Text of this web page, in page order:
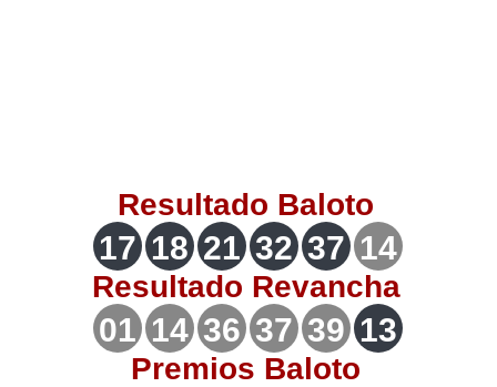
Lotería del Quindio
Lotería de Bogotá
Lotería de Risaralda
Resultado Baloto
17 18 21 32 37 14
Resultado Revancha
01 14 36 37 39 13
Premios Baloto